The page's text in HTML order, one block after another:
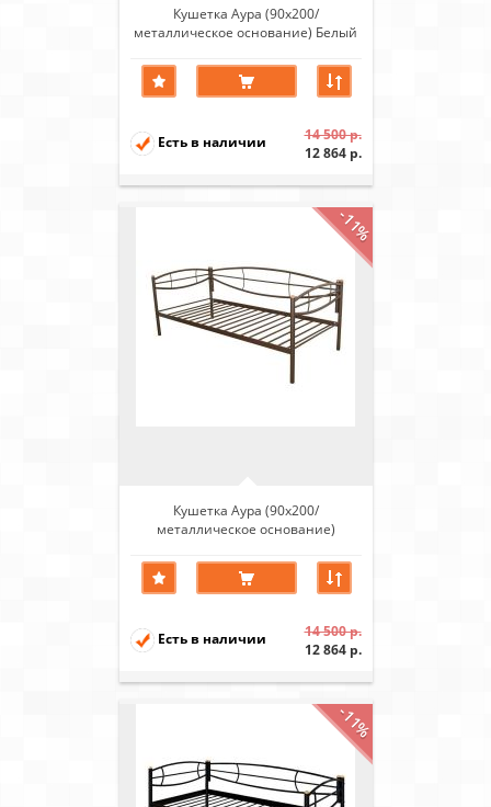
Кушетка Аура (90х200/
металлическое основание) Белый
Есть в наличии
14 500 р.
12 864 р.
-11%
Кушетка Аура (90х200/
металлическое основание)
Есть в наличии
14 500 р.
12 864 р.
-11%